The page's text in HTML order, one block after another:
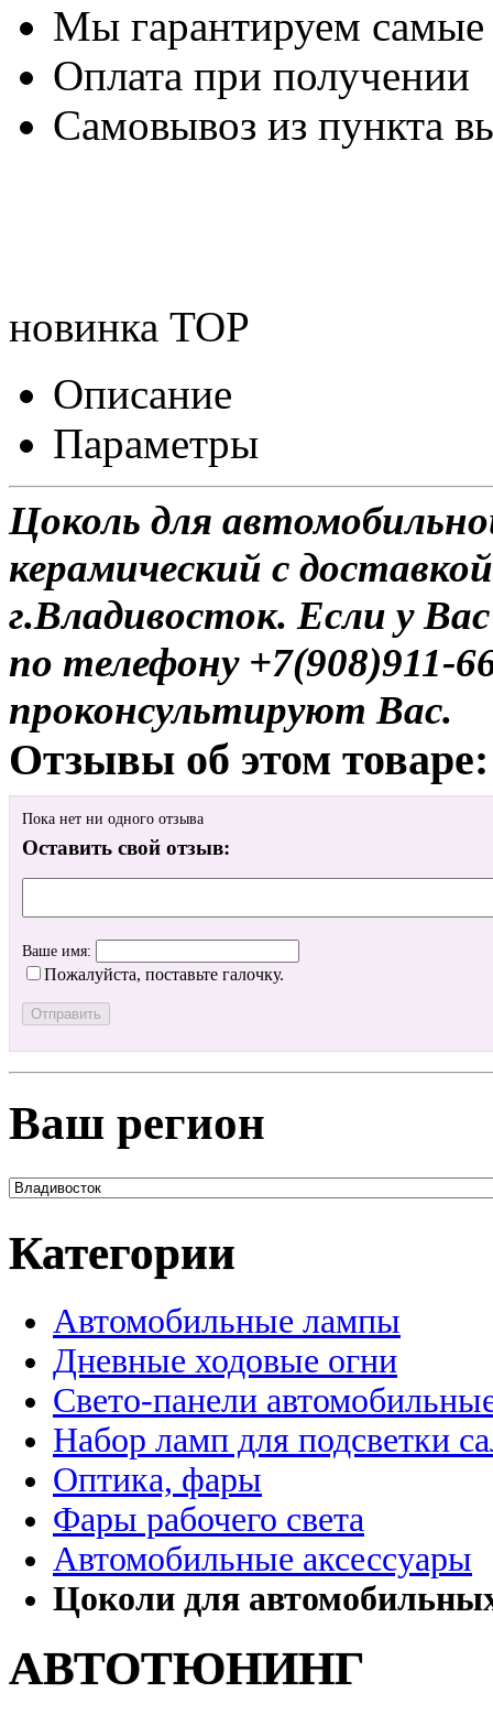
Мы гарантируем
Оплата при получении
Самовывоз из пункта
новинка TOP
Описание
Параметры
Цоколь для
керамический с
г.Владивосток. Если у
по телефону
проконсультируют Вас.
Отзывы об этом товаре:
Пока нет ни одного отзыва
Оставить свой отзыв:
Ваше имя:
Пожалуйста, поставьте галочку.
Ваш регион
Категории
Автомобильные лампы
Дневные ходовые огни
Свето-панели
Набор ламп для подсветки
Оптика, фары
Фары рабочего света
Автомобильные аксессуары
Цоколи для
АВТОТЮНИНГ